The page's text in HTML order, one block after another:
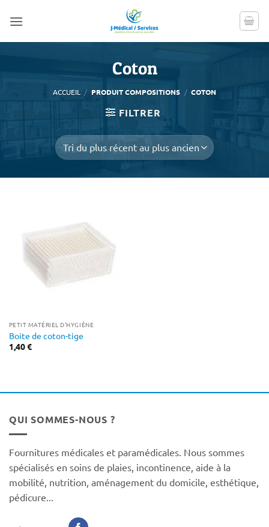
Coton
ACCUEIL / PRODUIT COMPOSITIONS / COTON
FILTRER
PETIT MATÉRIEL D'HYGIÈNE
Boite de coton-tige
1,40€
QUI SOMMES-NOUS ?
Fournitures médicales et paramédicales. Nous sommes
spécialisés en soins de plaies, incontinence, aide à la
mobilité, nutrition, aménagement du domicile, esthétique,
pédicure...